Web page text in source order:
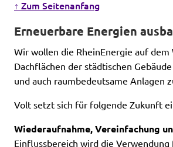
↑ Zum Seitenanfang
Erneuerbare Energien
Wir wollen die RheinEnergie auf
Dachflächen der städtischen
und auch raumbedeutsame Anlagen
Volt setzt sich für folgende Zukunft
Wiederaufnahme, Vereinfachung
Einflussbereich wird die